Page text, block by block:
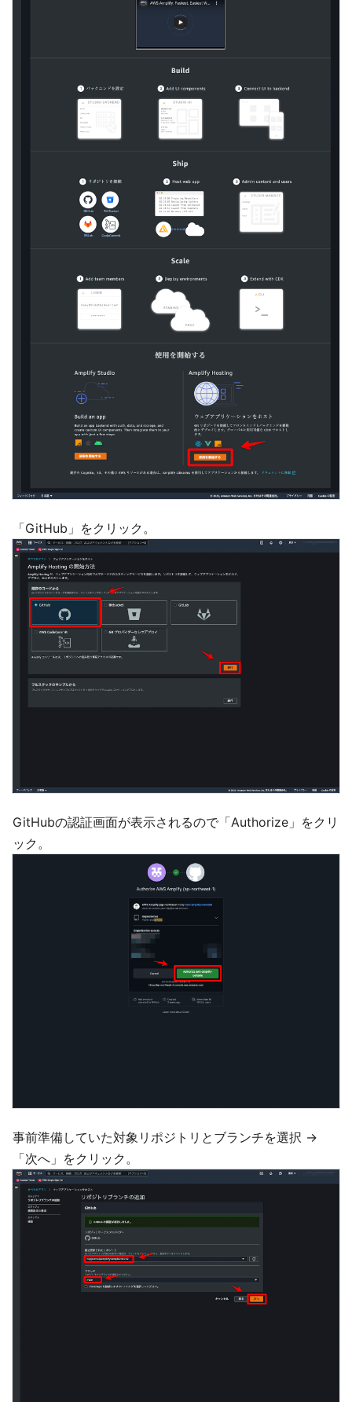
「GitHub」をクリック。
GitHubの認証画面が表示されるので「Authorize」をクリ
ック。
事前準備していた対象リポジトリとブランチを選択 →
「次へ」をクリック。